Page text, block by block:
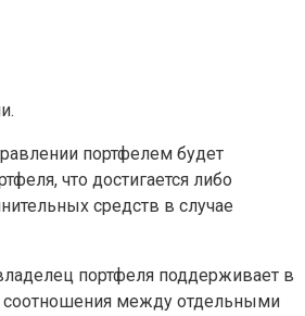
портфелем будет
что достигается либо
средств в случае
портфеля поддерживает в
соотношения между отдельными